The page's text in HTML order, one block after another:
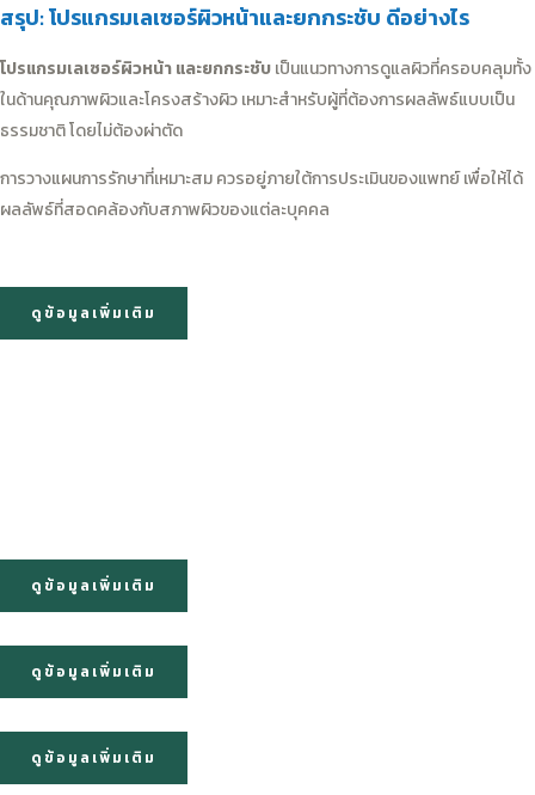
สรุป: โปรแกรมเลเซอร์ผิวหน้าและยกกระชับ ดีอย่างไร
โปรแกรมเลเซอร์ผิวหน้า และยกกระชับเป็นแนวทางการดูแลผิวที่ครอบคลุมทั้ง
ในด้านคุณภาพผิวและโครงสร้างผิว เหมาะสำหรับผู้ที่ต้องการผลลัพธ์แบบเป็น
ธรรมชาติ โดยไม่ต้องผ่าตัด
การวางแผนการรักษาที่เหมาะสม ควรอยู่ภายใต้การประเมินของแพทย์ เพื่อให้ได้
ผลลัพธ์ที่สอดคล้องกับสภาพผิวของแต่ละบุคคล
ดูข้อมูลเพิ่มเติม
ดูข้อมูลเพิ่มเติม
ดูข้อมูลเพิ่มเติม
ดูข้อมูลเพิ่มเติม